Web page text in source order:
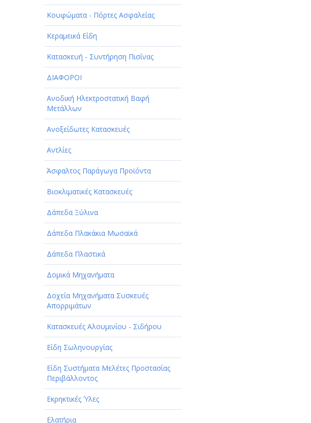
Κουφώματα - Πόρτες Ασφαλείας
Κεραμεικά Είδη
Κατασκευή - Συντήρηση Πισίνας
ΔΙΑΦΟΡΟΙ
Ανοδική Ηλεκτροστατική Βαφή
Μετάλλων
Ανοξείδωτες Κατασκευές
Αντλίες
Άσφαλτος Παράγωγα Προϊόντα
Βιοκλιματικές Κατασκευές
Δάπεδα Ξύλινα
Δάπεδα Πλακάκια Μωσαϊκά
Δάπεδα Πλαστικά
Δομικά Μηχανήματα
Δοχεία Μηχανήματα Συσκευές
Απορριμάτων
Κατασκευές Αλουμινίου - Σιδήρου
Είδη Σωληνουργίας
Είδη Συστήματα Μελέτες Προστασίας
Περιβάλλοντος
Εκρηκτικές Ύλες
Ελατήρια